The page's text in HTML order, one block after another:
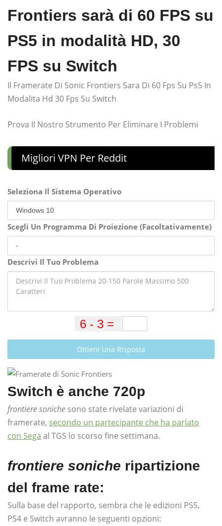
Frontiers sarà di 60 FPS su
PS5 in modalità HD, 30
FPS su Switch
Il Framerate Di Sonic Frontiers Sara Di 60 Fps Su Ps5 In
Modalita Hd 30 Fps Su Switch
Prova Il Nostro Strumento Per Eliminare I Problemi
Migliori VPN Per Reddit
Seleziona Il Sistema Operativo
Scegli Un Programma Di Proiezione (Facoltativamente)
Descrivi Il Tuo Problema
Ottieni Una Risposta
Switch è anche 720p
frontiere soniche sono state rivelate variazioni di
framerate, secondo un partecipante che ha parlato
con Sega al TGS lo scorso fine settimana.
frontiere soniche ripartizione
del frame rate:
Sulla base del rapporto, sembra che le edizioni PS5,
PS4 e Switch avranno le seguenti opzioni: